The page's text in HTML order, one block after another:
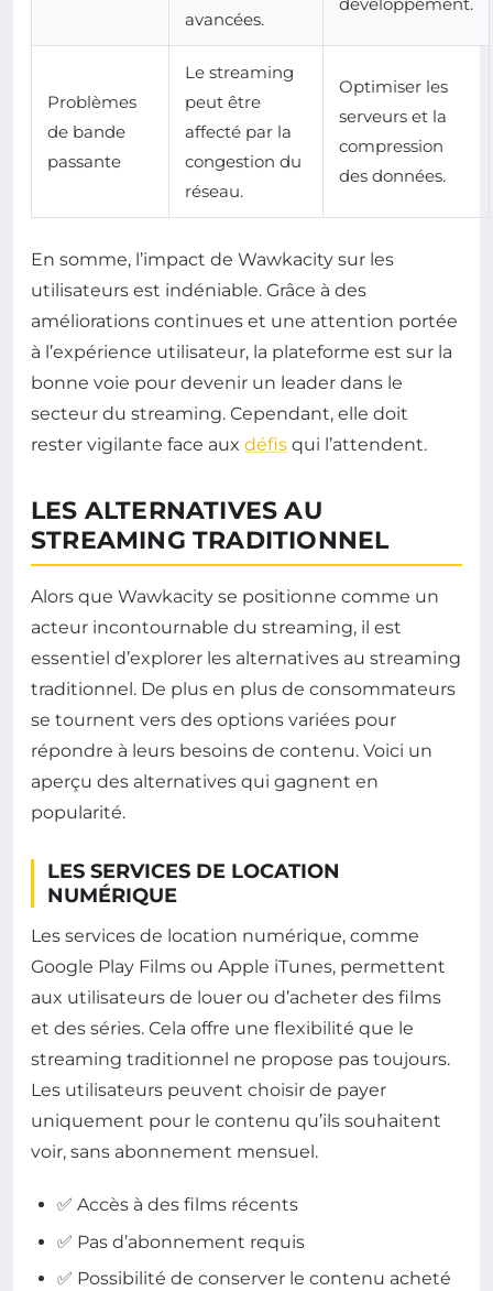
avancées.
Problèmes
de bande
passante
Le streaming
peut être
affecté par la
congestion du
réseau.
Optimiser les
serveurs et la
compression
des données.
En somme, l’impact de Wawkacity sur les
utilisateurs est indéniable. Grâce à des
améliorations continues et une attention portée
à l’expérience utilisateur, la plateforme est sur la
bonne voie pour devenir un leader dans le
secteur du streaming. Cependant, elle doit
rester vigilante face aux défis qui l’attendent.
LES ALTERNATIVES AU
STREAMING TRADITIONNEL
Alors que Wawkacity se positionne comme un
acteur incontournable du streaming, il est
essentiel d’explorer les alternatives au streaming
traditionnel. De plus en plus de consommateurs
se tournent vers des options variées pour
répondre à leurs besoins de contenu. Voici un
aperçu des alternatives qui gagnent en
popularité.
LES SERVICES DE LOCATION
NUMÉRIQUE
Les services de location numérique, comme
Google Play Films ou Apple iTunes, permettent
aux utilisateurs de louer ou d’acheter des films
et des séries. Cela offre une flexibilité que le
streaming traditionnel ne propose pas toujours.
Les utilisateurs peuvent choisir de payer
uniquement pour le contenu qu’ils souhaitent
voir, sans abonnement mensuel.
✅ Accès à des films récents
✅ Pas d’abonnement requis
✅ Possibilité de conserver le contenu acheté